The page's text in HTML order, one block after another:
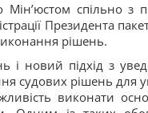
спільно з
Президента
рішень.
і новий підхід з
судових рішень для
виконати